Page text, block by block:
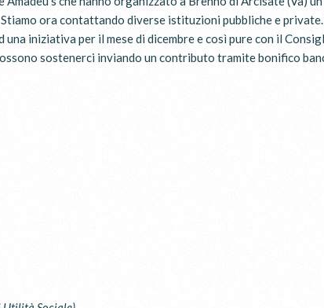
ora contattando diverse istituzioni pubbliche e
iniziativa per il mese di dicembre e così pure con il
sostenerci inviando un contributo tramite bonifico